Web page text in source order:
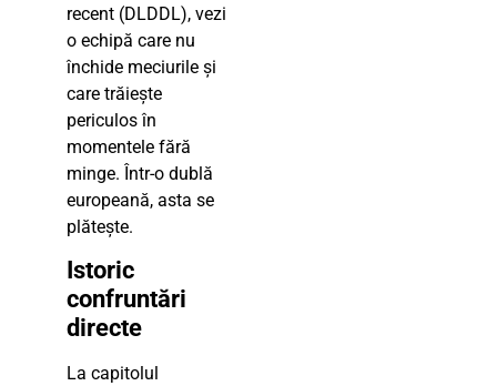
recent (DLDDL), vezi
o echipă care nu
închide meciurile și
care trăiește
periculos în
momentele fără
minge. Într-o dublă
europeană, asta se
plătește.
Istoric
confruntări
directe
La capitolul